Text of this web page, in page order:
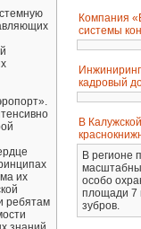
их
ребятам
Компания
системы
кадровый
В
В регионе
особо
площади 7
зубров.